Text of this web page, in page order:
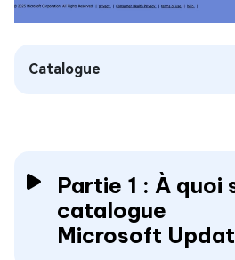
Catalogue
Partie 1 : À quoi
catalogue
Microsoft